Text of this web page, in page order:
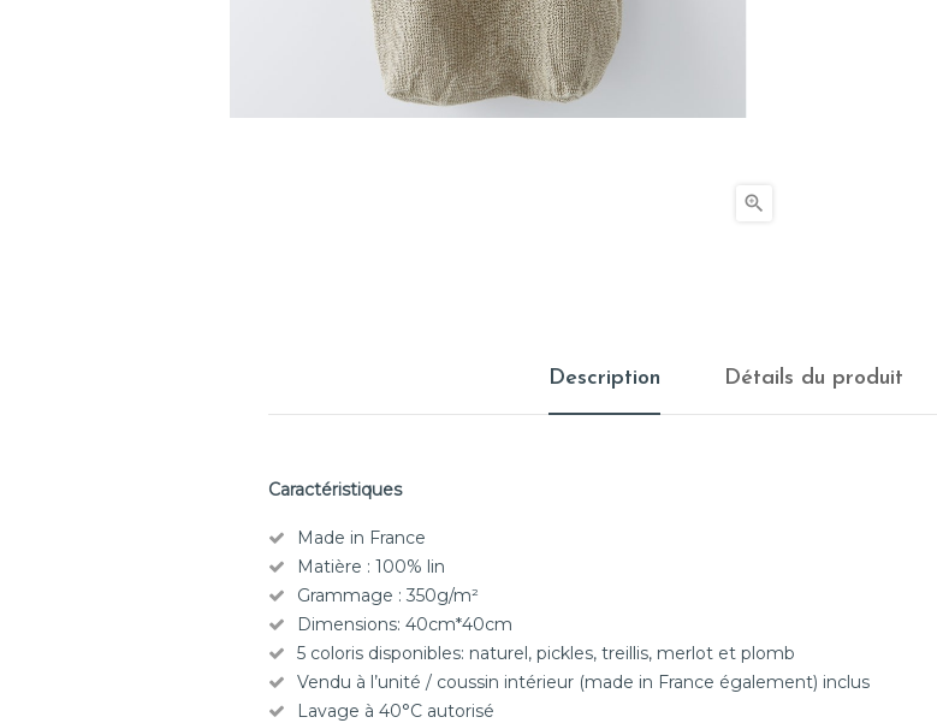

Description Détails du produit
Caractéristiques
Made in France
Matière : 100% lin
Grammage : 350g/m²
Dimensions: 40cm*40cm
5 coloris disponibles: naturel, pickles, treillis, merlot et plomb
Vendu à l’unité / coussin intérieur (made in France également) inclus
Lavage à 40°C autorisé